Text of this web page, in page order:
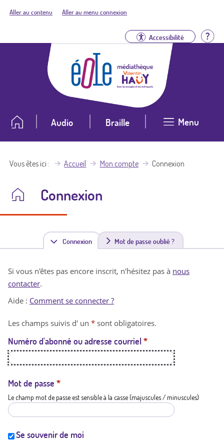
Aller au contenu Aller au menu connexion
Accessibilité
Audio Braille Menu
Vous êtes ici Accueil Mon compte Connexion
Connexion
Connexion(
n
t
a
t
i
Mot de passe oublié ?
Si vous n'êtes pas encore inscrit, n'hésitez pas à nous
contacter.
Aide : Comment se connecter ?
Les champs suivis d' un * sont obligatoires.
Numéro d'abonné ou adresse courriel *
Mot de passe *
Le champ mot de passe est sensible à la casse (majuscules / minuscules)
Se souvenir de moi